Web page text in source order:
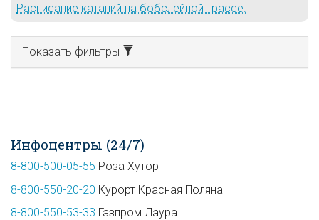
Расписание катаний на бобслейной трассе.
Показать фильтры
Инфоцентры (24/7)
8-800-500-05-55 Роза Хутор
8-800-550-20-20 Курорт Красная Поляна
8-800-550-53-33 Газпром Лаура